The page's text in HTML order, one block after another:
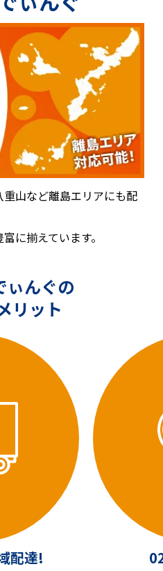
山など離島エリアにも配
に揃えています。
ぃんぐの
リット
配達!